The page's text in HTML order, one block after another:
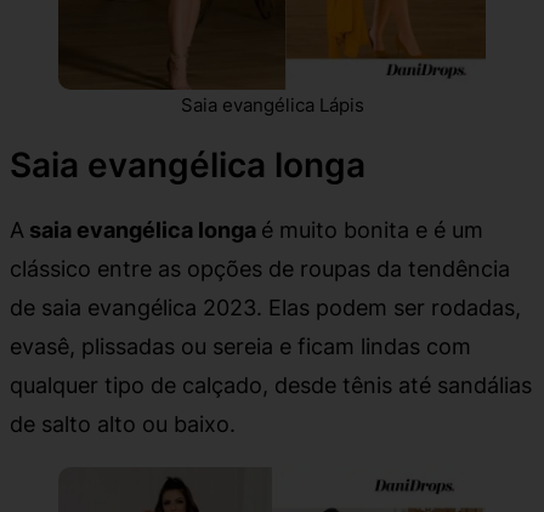
Saia evangélica Lápis
Saia evangélica longa
A saia evangélica longa é muito bonita e é um
clássico entre as opções de roupas da tendência
de saia evangélica 2023. Elas podem ser rodadas,
evasê, plissadas ou sereia e ficam lindas com
qualquer tipo de calçado, desde tênis até sandálias
de salto alto ou baixo.